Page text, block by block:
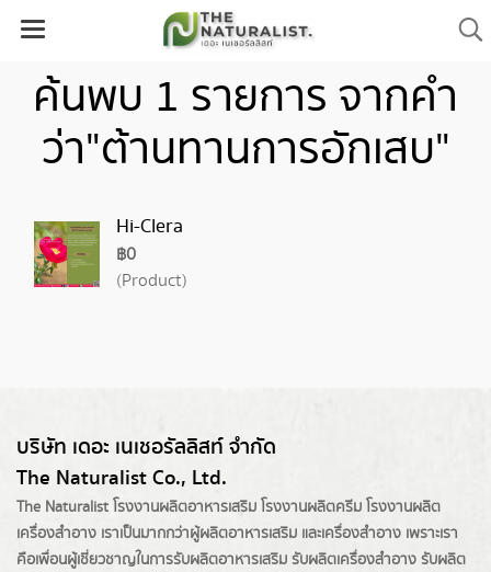
ค้นพบ 1 รายการ จากคำ
ว่า"ต้านทานการอักเสบ"
Hi-Clera
฿0
(Product)
บริษัท เดอะ เนเชอรัลลิสท์ จำกัด
The Naturalist Co., Ltd.
The Naturalist โรงงานผลิตอาหารเสริม โรงงานผลิตครีม โรงงานผลิต
เครื่องสำอาง เราเป็นมากกว่าผู้ผลิตอาหารเสริม และเครื่องสำอาง เพราะเรา
คือเพื่อนผู้เชี่ยวชาญในการรับผลิตอาหารเสริม รับผลิตเครื่องสำอาง รับผลิต